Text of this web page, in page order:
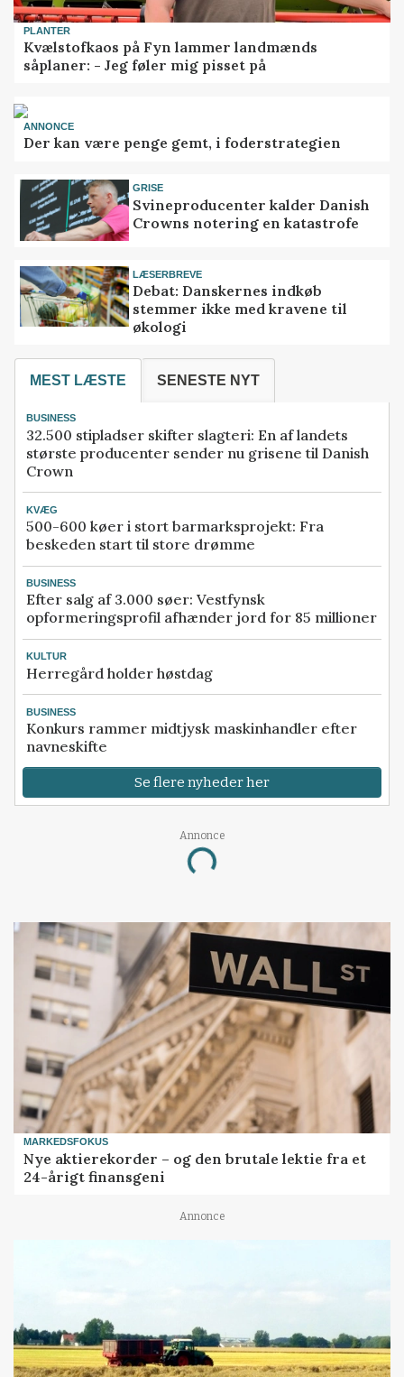
PLANTER
Kvælstofkaos på Fyn lammer landmænds
såplaner: - Jeg føler mig pisset på
ANNONCE
Der kan være penge gemt, i foderstrategien
GRISE
Svineproducenter kalder Danish
Crowns notering en katastrofe
LÆSERBREVE
Debat: Danskernes indkøb
stemmer ikke med kravene til
økologi
MEST LÆSTE SENESTE NYT
BUSINESS
32.500 stipladser skifter slagteri: En af landets
største producenter sender nu grisene til Danish
Crown
KVÆG
500-600 køer i stort barmarksprojekt: Fra
beskeden start til store drømme
BUSINESS
Efter salg af 3.000 søer: Vestfynsk
opformeringsprofil afhænder jord for 85 millioner
KULTUR
Herregård holder høstdag
BUSINESS
Konkurs rammer midtjysk maskinhandler efter
navneskifte
Se flere nyheder her
Annonce
Loading...
MARKEDSFOKUS
Nye aktierekorder – og den brutale lektie fra et
24-årigt finansgeni
Annonce